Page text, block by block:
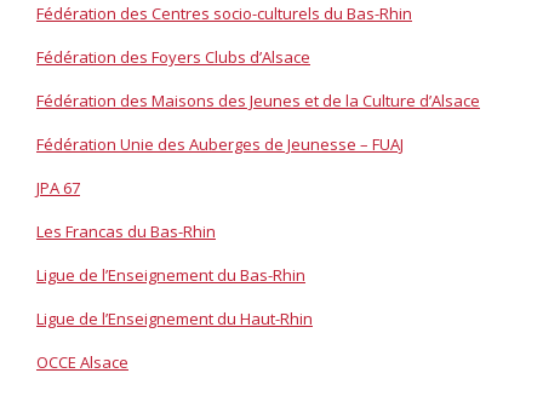
Fédération des Centres socio-culturels du Bas-Rhin
Fédération des Foyers Clubs d’Alsace
Fédération des Maisons des Jeunes et de la Culture d’Alsace
Fédération Unie des Auberges de Jeunesse – FUAJ
JPA 67
Les Francas du Bas-Rhin
Ligue de l’Enseignement du Bas-Rhin
Ligue de l’Enseignement du Haut-Rhin
OCCE Alsace